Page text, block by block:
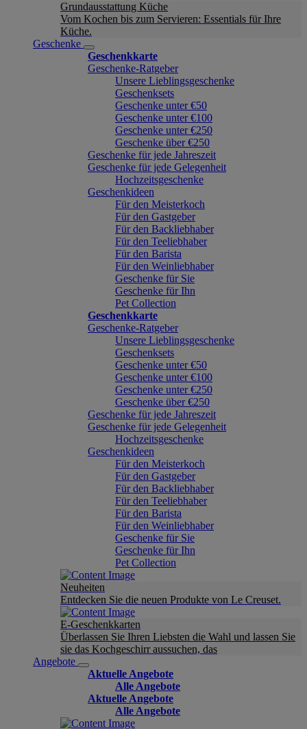
Grundausstattung Küche
Vom Kochen bis zum Servieren: Essentials für Ihre
Küche.
Geschenke
Geschenkkarte
Geschenke-Ratgeber
Unsere Lieblingsgeschenke
Geschenksets
Geschenke unter €50
Geschenke unter €100
Geschenke unter €250
Geschenke über €250
Geschenke für jede Jahreszeit
Geschenke für jede Gelegenheit
Hochzeitsgeschenke
Geschenkideen
Für den Meisterkoch
Für den Gastgeber
Für den Backliebhaber
Für den Teeliebhaber
Für den Barista
Für den Weinliebhaber
Geschenke für Sie
Geschenke für Ihn
Pet Collection
Geschenkkarte
Geschenke-Ratgeber
Unsere Lieblingsgeschenke
Geschenksets
Geschenke unter €50
Geschenke unter €100
Geschenke unter €250
Geschenke über €250
Geschenke für jede Jahreszeit
Geschenke für jede Gelegenheit
Hochzeitsgeschenke
Geschenkideen
Für den Meisterkoch
Für den Gastgeber
Für den Backliebhaber
Für den Teeliebhaber
Für den Barista
Für den Weinliebhaber
Geschenke für Sie
Geschenke für Ihn
Pet Collection
Neuheiten
Entdecken Sie die neuen Produkte von Le Creuset.
E-Geschenkkarten
Überlassen Sie Ihren Liebsten die Wahl und lassen Sie
sie das Kochgeschirr aussuchen, das
Angebote
Aktuelle Angebote
Alle Angebote
Aktuelle Angebote
Alle Angebote